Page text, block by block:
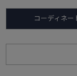
コーディネー